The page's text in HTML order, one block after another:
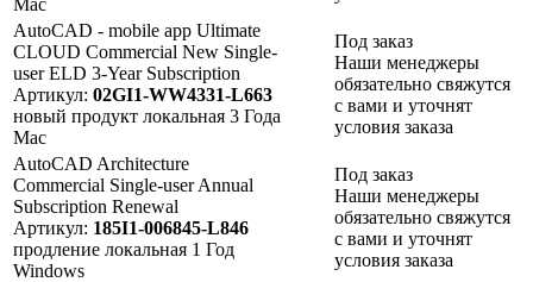
AutoCAD - mobile app Ultimate
CLOUD Commercial New Single-
user ELD 3-Year Subscription
Артикул: 02GI1-WW4331-L663
новый продукт локальная 3 Года
Mac
Под заказ
Наши менеджеры
обязательно свяжутся
с вами и уточнят
условия заказа
AutoCAD Architecture
Commercial Single-user Annual
Subscription Renewal
Артикул: 185I1-006845-L846
продление локальная 1 Год
Windows
Под заказ
Наши менеджеры
обязательно свяжутся
с вами и уточнят
условия заказа